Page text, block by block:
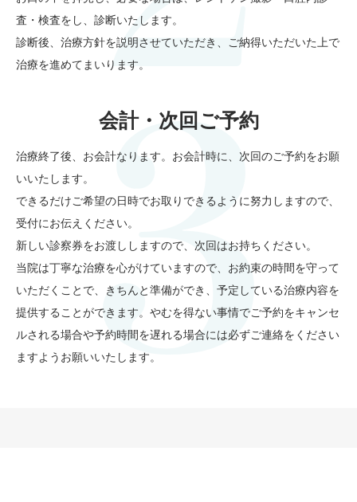
査・検査をし、診断いたします。
診断後、治療方針を説明させていただき、ご納得いただいた上で
治療を進めてまいります。
会計・次回ご予約
治療終了後、お会計なります。お会計時に、次回のご予約をお願
いいたします。
できるだけご希望の日時でお取りできるように努力しますので、
受付にお伝えください。
新しい診察券をお渡ししますので、次回はお持ちください。
当院は丁寧な治療を心がけていますので、お約束の時間を守って
いただくことで、きちんと準備ができ、予定している治療内容を
提供することができます。やむを得ない事情でご予約をキャンセ
ルされる場合や予約時間を遅れる場合には必ずご連絡をください
ますようお願いいたします。